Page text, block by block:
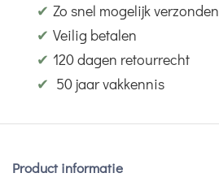
✔ Zo snel mogelijk verzonden
✔ Veilig betalen
✔ 120 dagen retourrecht
✔ 50 jaar vakkennis
Product informatie